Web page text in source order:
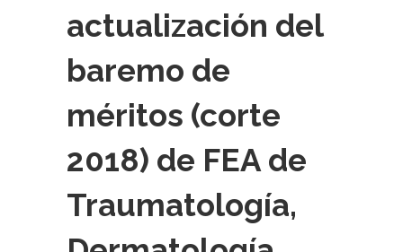
actualización del
baremo de
méritos (corte
2018) de FEA de
Traumatología,